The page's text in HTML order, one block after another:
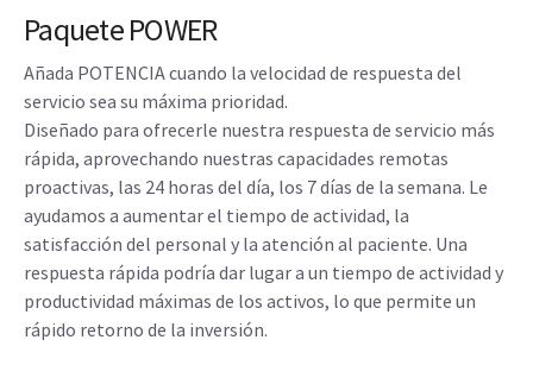
Paquete POWER
Añada POTENCIA cuando la velocidad de respuesta del
servicio sea su máxima prioridad.
Diseñado para ofrecerle nuestra respuesta de servicio más
rápida, aprovechando nuestras capacidades remotas
proactivas, las 24 horas del día, los 7 días de la semana. Le
ayudamos a aumentar el tiempo de actividad, la
satisfacción del personal y la atención al paciente. Una
respuesta rápida podría dar lugar a un tiempo de actividad y
productividad máximas de los activos, lo que permite un
rápido retorno de la inversión.